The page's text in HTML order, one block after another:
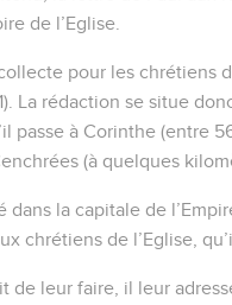
de l’Eglise.
pour les chrétiens
La rédaction se situe
passe à Corinthe (entre
(à quelques
dans la capitale de
chrétiens de l’Eglise,
de leur faire, il leur